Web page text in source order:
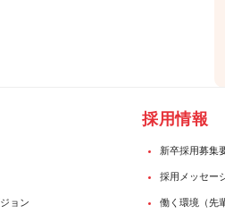
ョン
採用情報
新卒採用募集
採用メッセー
働く環境（先